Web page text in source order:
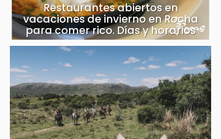
Restaurantes abiertos en
vacaciones de invierno en Rocha
para comer rico. Días y horarios